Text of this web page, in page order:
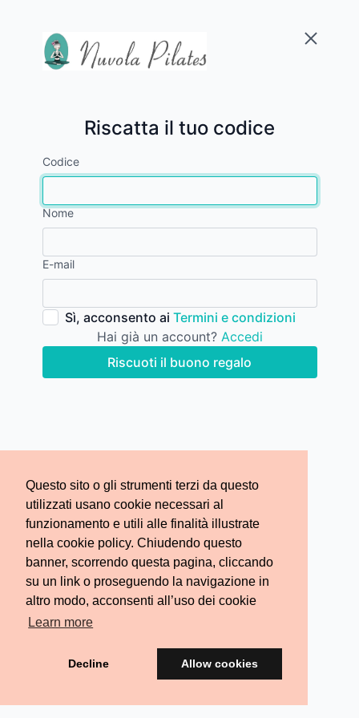
Questo sito o gli strumenti terzi da questo
utilizzati usano cookie necessari al
funzionamento e utili alle finalità illustrate
nella cookie policy. Chiudendo questo
banner, scorrendo questa pagina, cliccando
su un link o proseguendo la navigazione in
altro modo, acconsenti all’uso dei cookie
Learn more
Decline Allow cookies
Riscatta il tuo codice
Codice
Nome
E-mail
Sì, acconsento ai Termini e condizioni
Hai già un account? Accedi
Riscuoti il buono regalo